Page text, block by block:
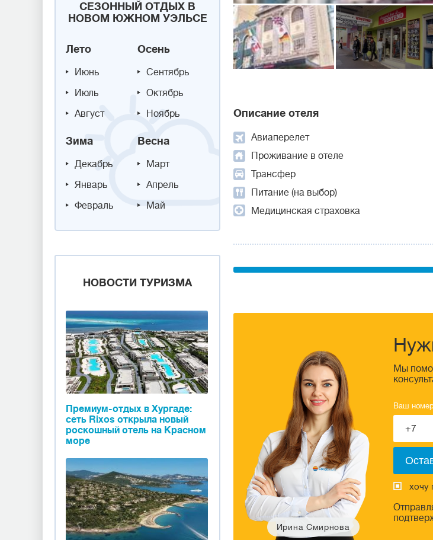
СЕЗОННЫЙ ОТДЫХ В
НОВОМ ЮЖНОМ УЭЛЬСЕ
Лето
Июнь
Июль
Август
Осень
Сентябрь
Октябрь
Ноябрь
Зима
Декабрь
Январь
Февраль
Весна
Март
Апрель
Май
НОВОСТИ ТУРИЗМА
Премиум-отдых в Хургаде:
сеть Rixos открыла новый
роскошный отель на Красном
море
Описание отеля
Авиаперелет
Проживание в отеле
Трансфер
Питание (на выбор)
Медицинская страховка
Ирина Смирнова
Мы
Ваш
хочу